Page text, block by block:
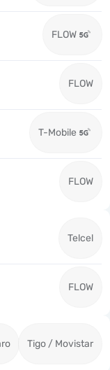
FLOW
FLOW
T-Mobile
FLOW
Telcel
FLOW
Tigo / Movistar